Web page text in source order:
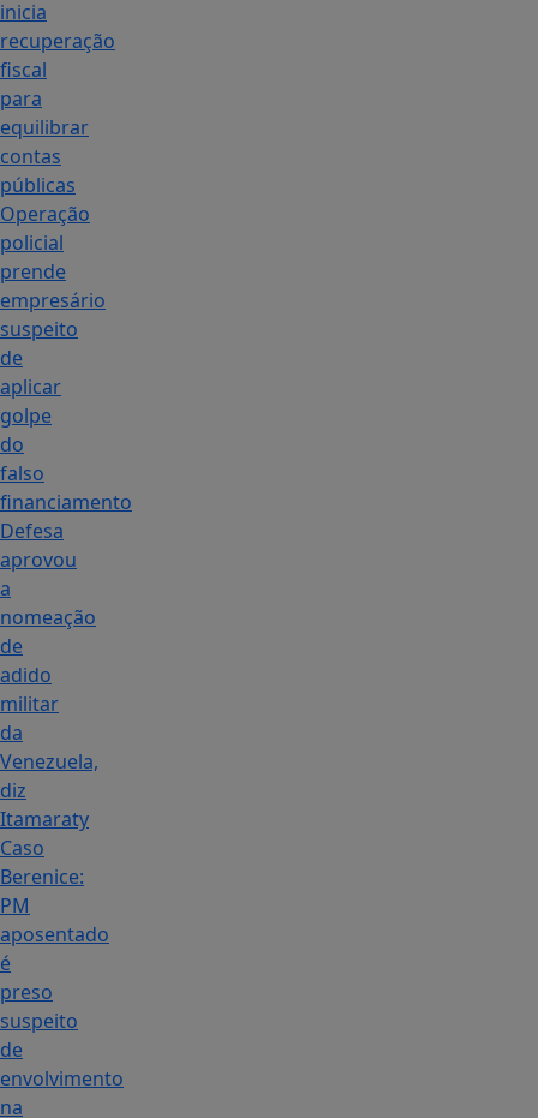
inicia
recuperação
fiscal
para
equilibrar
contas
públicas
Operação
policial
prende
empresário
suspeito
de
aplicar
golpe
do
falso
financiamento
Defesa
aprovou
a
nomeação
de
adido
militar
da
Venezuela,
diz
Itamaraty
Caso
Berenice:
PM
aposentado
é
preso
suspeito
de
envolvimento
na